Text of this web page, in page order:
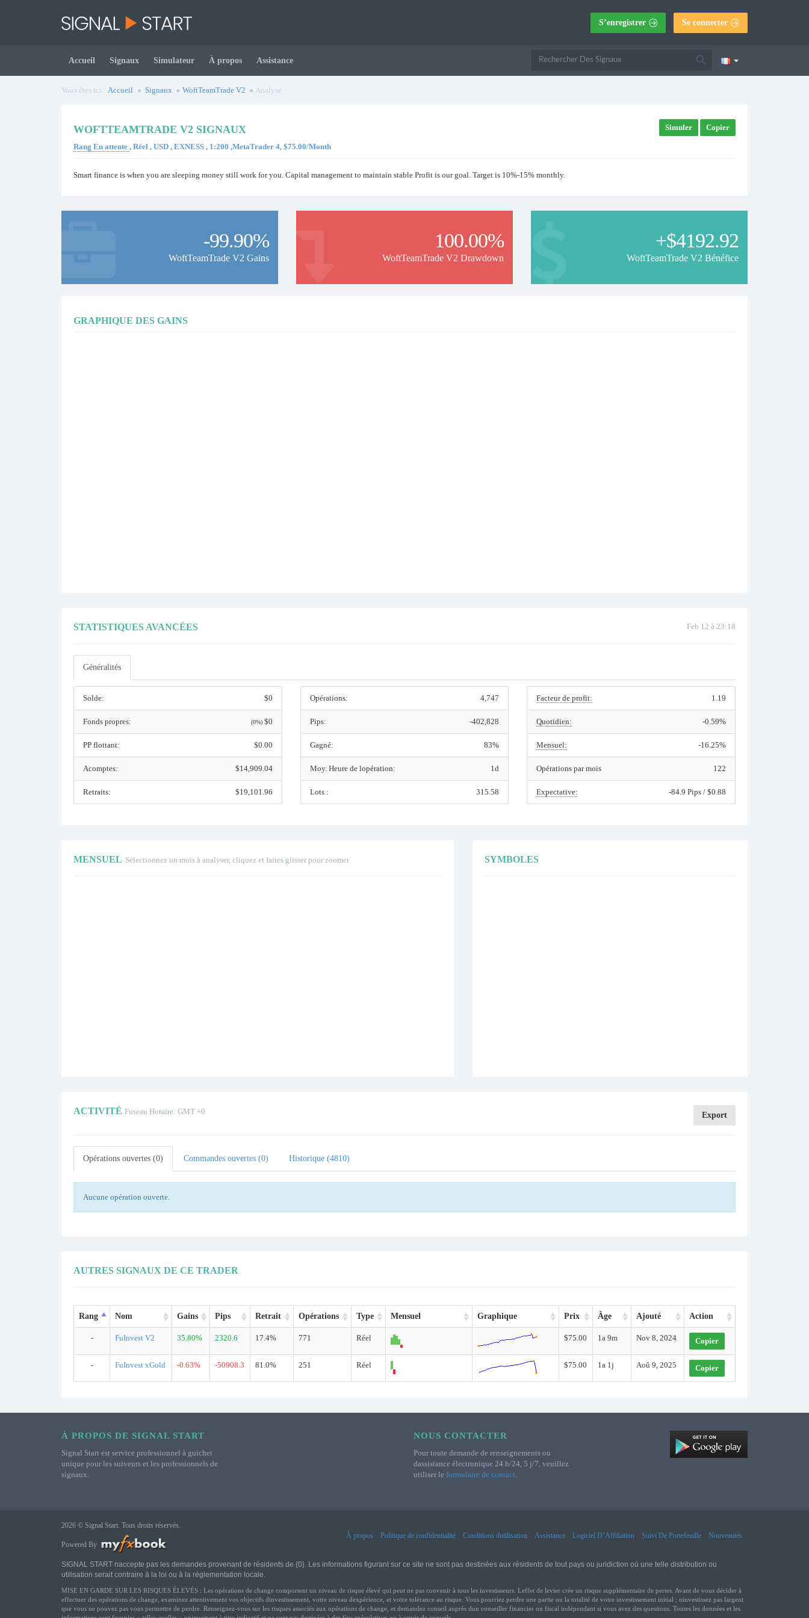
S’enregistrer Se connecter
Accueil Signaux Simulateur À propos Assistance
Vous êtes ici : Accueil Signaux WoftTeamTrade V2 Analyse
WOFTTEAMTRADE V2 SIGNAUX
Rang En attente , Réel , USD , EXNESS , 1:200 ,MetaTrader 4, $75.00/Month
Simuler Copier
Smart finance is when you are sleeping money still work for you. Capital management to maintain stable Profit is our goal. Target is 10%-15% monthly.
-99.90%
WoftTeamTrade V2 Gains
100.00%
WoftTeamTrade V2 Drawdown
+$4192.92
WoftTeamTrade V2 Bénéfice
GRAPHIQUE DES GAINS
Feb 12 à 23:18
STATISTIQUES AVANCÉES
Généralités
Solde: $0
Fonds propres: (0%)$0
PP flottant: $0.00
Acomptes: $14,909.04
Retraits: $19,101.96
Opérations: 4,747
Pips: -402,828
Gagné: 83%
Moy. Heure de lopération: 1d
Lots : 315.58
Facteur de profit: 1.19
Quotidien: -0.59%
Mensuel: -16.25%
Opérations par mois 122
Expectative: -84.9 Pips / $0.88
MENSUEL Sélectionnez un mois à analyser, cliquez et faites glisser pour zoomer SYMBOLES
ACTIVITÉ Fuseau Horaire: GMT +0 Export
Opérations ouvertes (0) Commandes ouvertes (0) Historique (4810)
Aucune opération ouverte.
AUTRES SIGNAUX DE CE TRADER
Rang Nom Gains Pips Retrait Opérations Type Mensuel Graphique Prix Âge Ajouté Action
- FuInvest V2 35.80% 2320.6 17.4% 771 Réel $75.00 1a 9m Nov 8, 2024 Copier
- FuInvest xGold -0.63% -50908.3 81.0% 251 Réel $75.00 1a 1j Aoû 9, 2025 Copier
À PROPOS DE SIGNAL START
Signal Start est service professionnel à guichet
unique pour les suiveurs et les professionnels de
signaux.
NOUS CONTACTER
Pour toute demande de renseignements ou
dassistance électronique 24 h/24, 5 j/7, veuillez
utiliser le formulaire de contact.
2026 © Signal Start. Tous droits réservés.
À propos
Politique de confidentialité Conditions dutilisation Assistance Logiciel D’Affiliation Suivi De Portefeuille
Nouveautés
Powered By
SIGNAL START naccepte pas les demandes provenant de résidents de {0}. Les informations figurant sur ce site ne sont pas destinées aux résidents de tout pays ou juridiction où une telle distribution ou
utilisation serait contraire à la loi ou à la réglementation locale.
MISE EN GARDE SUR LES RISQUES ÉLEVÉS : Les opérations de change comportent un niveau de risque élevé qui peut ne pas convenir à tous les investisseurs. Leffet de levier crée un risque supplémentaire de pertes. Avant de vous décider à
effectuer des opérations de change, examinez attentivement vos objectifs dinvestissement, votre niveau dexpérience, et votre tolérance au risque. Vous pourriez perdre une partie ou la totalité de votre investissement initial ; ninvestissez pas largent
que vous ne pouvez pas vous permettre de perdre. Renseignez-vous sur les risques associés aux opérations de change, et demandez conseil auprès dun conseiller financier ou fiscal indépendant si vous avez des questions. Toutes les données et les